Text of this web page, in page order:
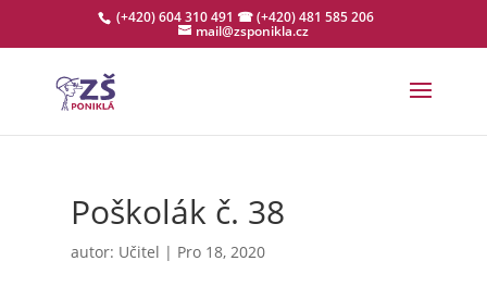
(+420) 604 310 491 ☎ (+420) 481 585 206
mail@zsponikla.cz
Poškolák č. 38
autor: Učitel | Pro 18, 2020